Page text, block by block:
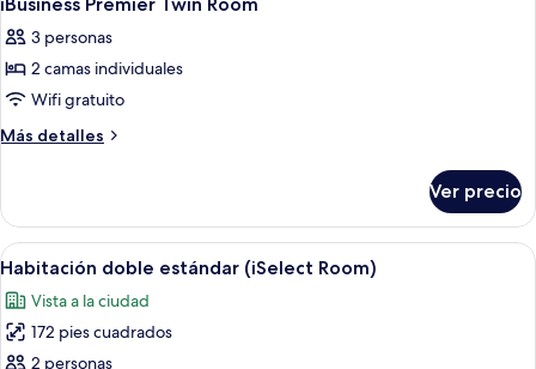
habitaciones
todas
las
fotos
de
iBusiness
Room
3 personas
2 camas individuales
Wifi gratuito
Más detalles
Más
Premier
Twin
Room
Ver precio
Abrir
todas
las
fotos
Una habitación de hotel moderna
5
Habitación doble estándar (iSelect Room)
Vista a la ciudad
172 pies cuadrados
2 personas